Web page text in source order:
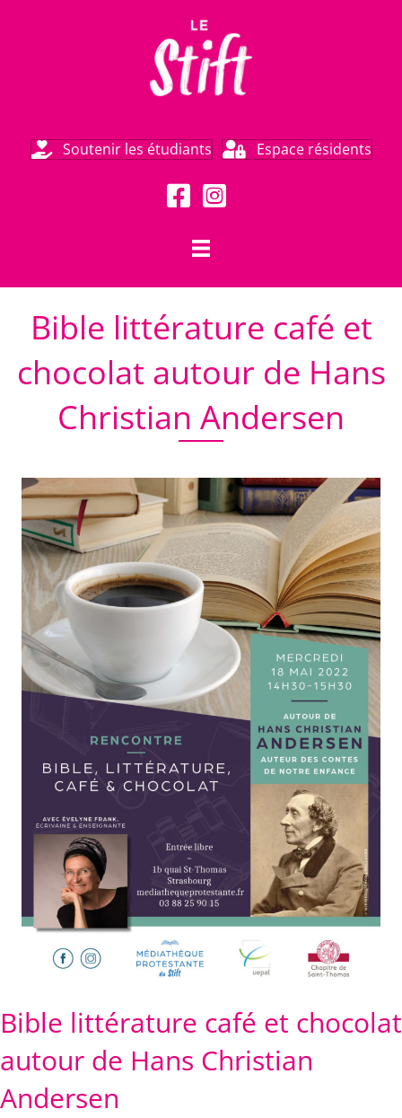
Soutenir les étudiants Espace résidents
Bible littérature café et
chocolat autour de Hans
Christian Andersen
Bible littérature café et chocolat
autour de Hans Christian
Andersen